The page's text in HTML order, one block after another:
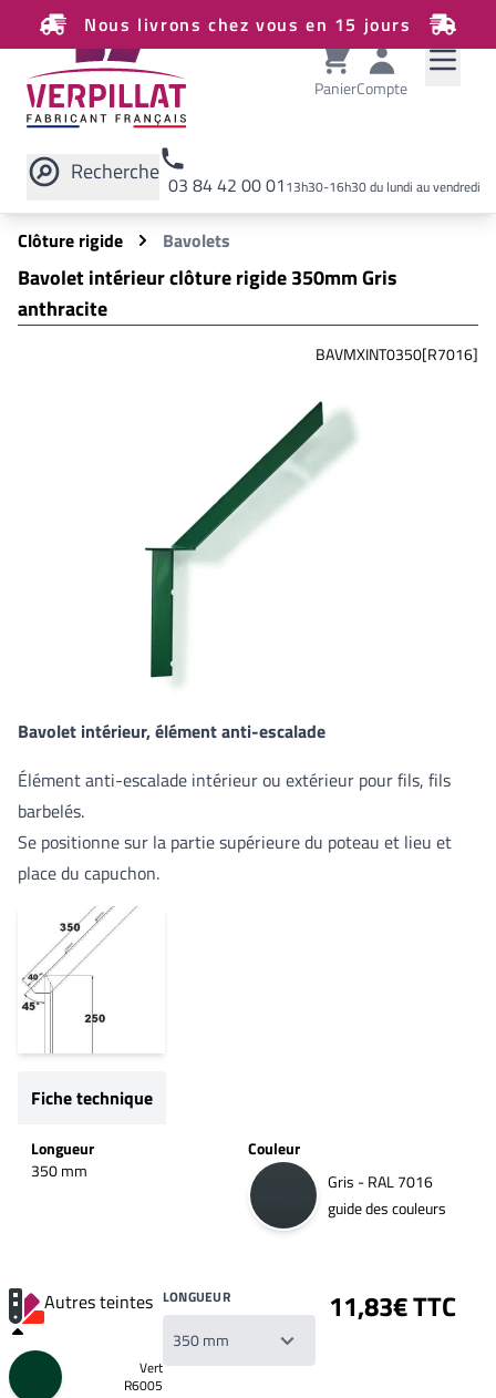
Nous livrons chez vous en 15 jours
PanierCompte
Recherche 03 84 42 00 0113h30-16h30 du lundi au vendredi
Rechercher sur le site
Clôture rigide
Bavolets
Bavolet intérieur clôture rigide 350mm Gris
anthracite
BAVMXINT0350[R7016]
Bavolet intérieur, élément anti-escalade
Élément anti-escalade intérieur ou extérieur pour fils, fils
barbelés.
Se positionne sur la partie supérieure du poteau et lieu et
place du capuchon.
Fiche technique
Longueur
350 mm
Couleur
Gris - RAL 7016
guide des couleurs
Autres teintes
Vert
R6005
LONGUEUR 11,83€ TTC